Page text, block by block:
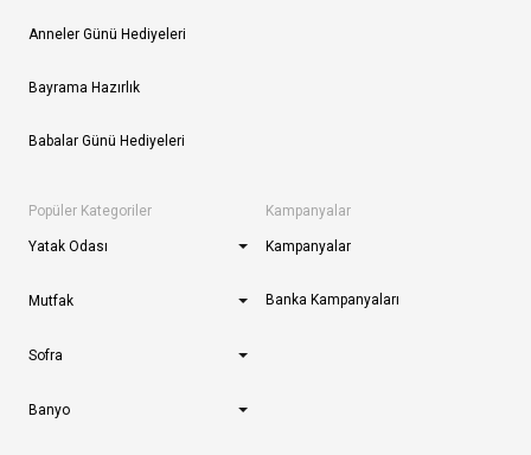
Anneler Günü Hediyeleri
Bayrama Hazırlık
Babalar Günü Hediyeleri
Popüler Kategoriler
Yatak Odası
Mutfak
Sofra
Banyo
Kampanyalar
Kampanyalar
Banka Kampanyaları